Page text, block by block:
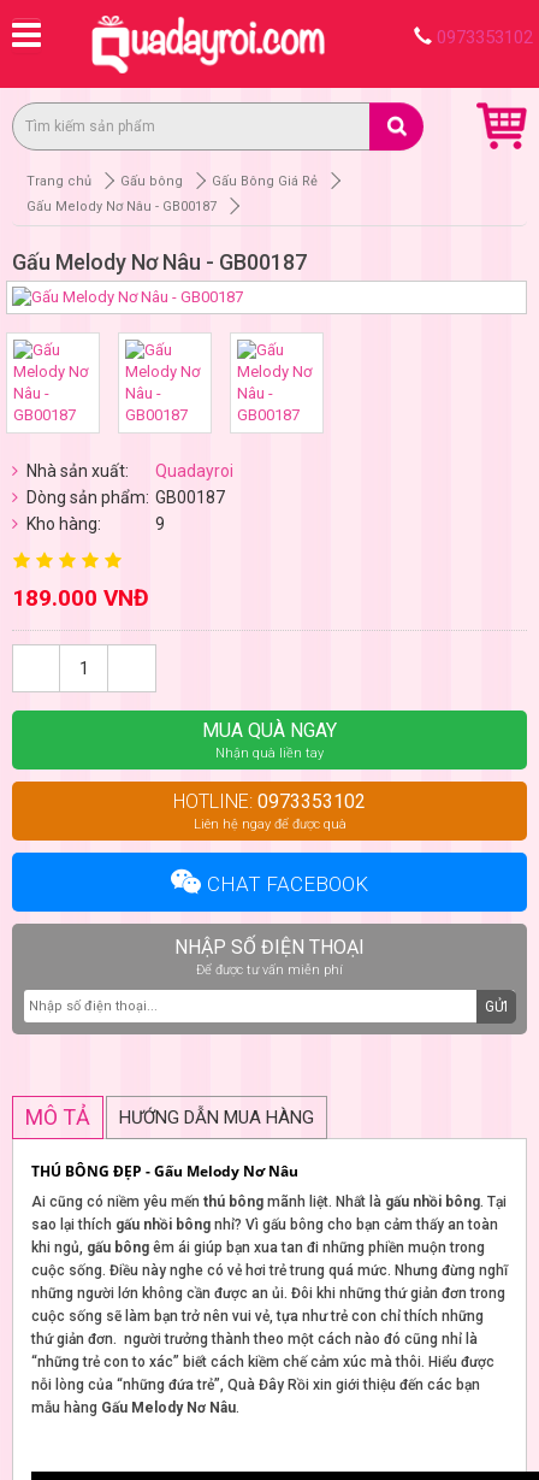
0973353102
Trang chủ Gấu bông
Gấu Bông Giá Rẻ
Gấu Melody Nơ Nâu - GB00187
Gấu Melody Nơ Nâu - GB00187
Nhà sản xuất:
Quadayroi
Dòng sản phẩm: GB00187
Kho hàng:
9
189.000 VNĐ
MUA QUÀ NGAY
Nhận quà liền tay
HOTLINE: 0973353102
Liên hệ ngay để được quà
CHAT FACEBOOK
NHẬP SỐ ĐIỆN THOẠI
Để được tư vấn miễn phí
GỬI
MÔ TẢ HƯỚNG DẪN MUA HÀNG
THÚ BÔNG ĐẸP - Gấu Melody Nơ Nâu
Ai cũng có niềm yêu mến thú bông mãnh liệt. Nhất là gấu nhồi bông. Tại
sao lại thích gấu nhồi bông nhỉ? Vì gấu bông cho bạn cảm thấy an toàn
khi ngủ, gấu bông êm ái giúp bạn xua tan đi những phiền muộn trong
cuộc sống. Điều này nghe có vẻ hơi trẻ trung quá mức. Nhưng đừng nghĩ
những người lớn không cần được an ủi. Đôi khi những thứ giản đơn trong
cuộc sống sẽ làm bạn trở nên vui vẻ, tựa như trẻ con chỉ thích những
thứ giản đơn. người trưởng thành theo một cách nào đó cũng nhỉ là
“những trẻ con to xác” biết cách kiềm chế cảm xúc mà thôi. Hiểu được
nỗi lòng của “những đứa trẻ”, Quà Đây Rồi xin giới thiệu đến các bạn
mẫu hàng Gấu Melody Nơ Nâu.